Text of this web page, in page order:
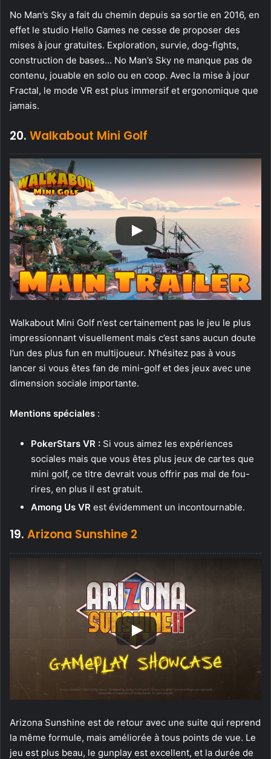
No Man’s Sky a fait du chemin depuis sa sortie en 2016, en
effet le studio Hello Games ne cesse de proposer des
mises à jour gratuites. Exploration, survie, dog-fights,
construction de bases… No Man’s Sky ne manque pas de
contenu, jouable en solo ou en coop. Avec la mise à jour
Fractal, le mode VR est plus immersif et ergonomique que
jamais.
20. Walkabout Mini Golf
Walkabout Mini Golf n’est certainement pas le jeu le plus
impressionnant visuellement mais c’est sans aucun doute
l’un des plus fun en multijoueur. N’hésitez pas à vous
lancer si vous êtes fan de mini-golf et des jeux avec une
dimension sociale importante.
Mentions spéciales :
PokerStars VR : Si vous aimez les expériences
sociales mais que vous êtes plus jeux de cartes que
mini golf, ce titre devrait vous offrir pas mal de fou-
rires, en plus il est gratuit.
Among Us VR est évidemment un incontournable.
19. Arizona Sunshine 2
Arizona Sunshine est de retour avec une suite qui reprend
la même formule, mais améliorée à tous points de vue. Le
jeu est plus beau, le gunplay est excellent, et la durée de